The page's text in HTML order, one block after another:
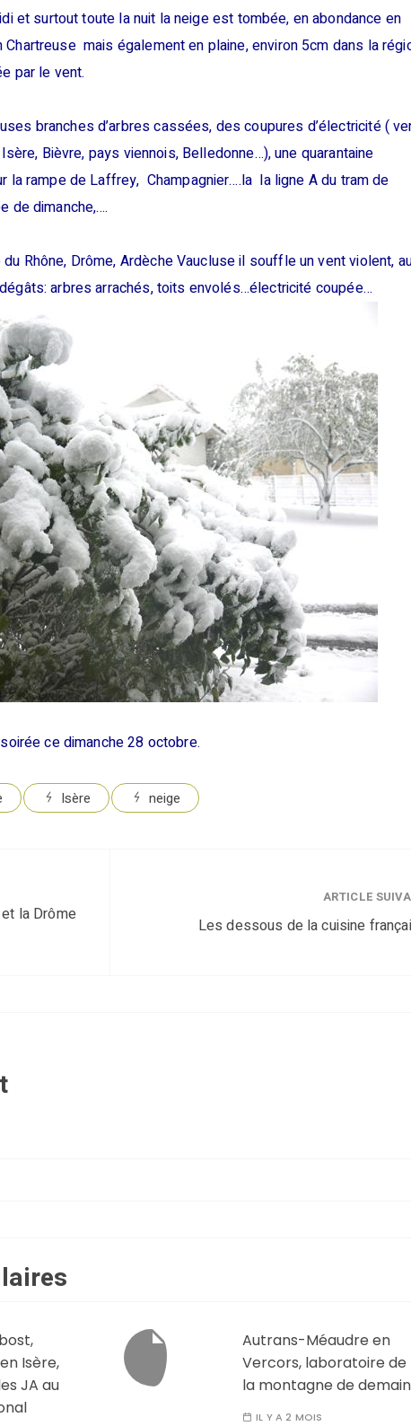
et surtout toute la nuit la neige est tombée, en abondance en
mais également en plaine, environ 5cm dans la
par le vent.
branches d’arbres cassées, des coupures d’électricité (
Bièvre, pays viennois, Belledonne…), une quarantaine
la rampe de Laffrey, Champagnier….la la ligne A du tram de
de dimanche,….
Rhône, Drôme, Ardèche Vaucluse il souffle un vent violent,
arbres arrachés, toits envolés…électricité coupée…
ce dimanche 28 octobre.
Isère neige
la Drôme
ARTICLE
Les dessous de la cuisine
Isère,
JA au
Autrans-Méaudre en
Vercors, laboratoire de
la montagne de
IL Y A 2 MOIS